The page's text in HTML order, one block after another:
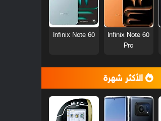
Infinix Note 60
Pro
Infinix Note 60
الأكثر شهرة